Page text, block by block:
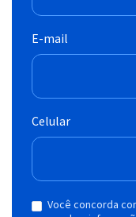
E-mail
Celular
Você concorda